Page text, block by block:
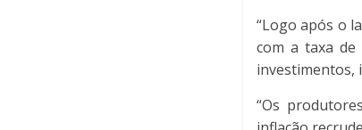
“Logo após o
com a taxa
investimentos,
“Os